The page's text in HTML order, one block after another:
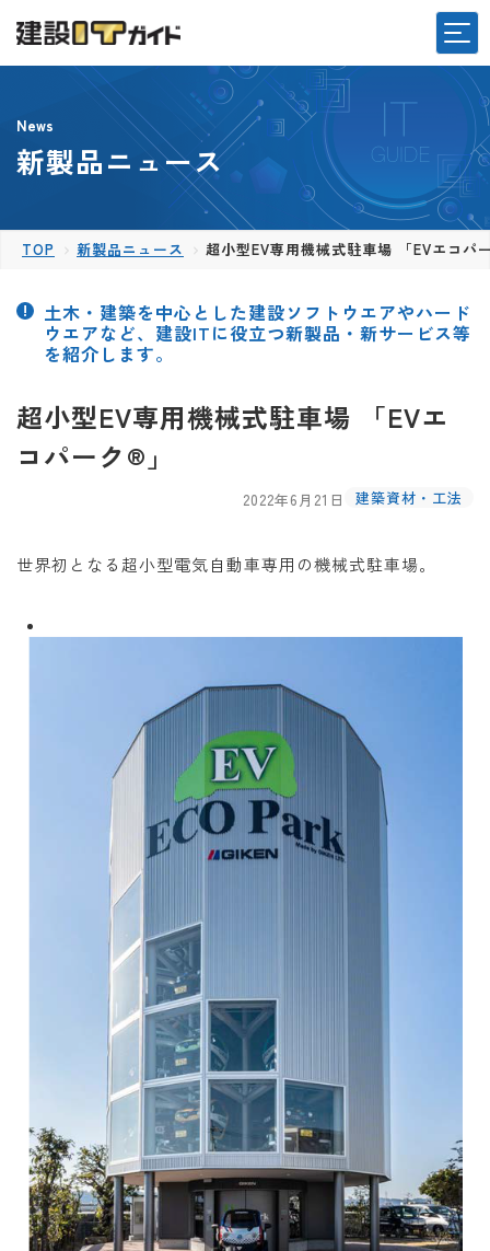
News
新製品ニュース
TOP 新製品ニュース 超小型EV専用機械式駐車場 「EVエコパ
土木・建築を中心とした建設ソフトウエアやハード
ウエアなど、建設ITに役立つ新製品・新サービス等
を紹介します。
超小型EV専用機械式駐車場 「EVエ
コパーク®」
2022年6月21日 建築資材・工法
世界初となる超小型電気自動車専用の機械式駐車場。